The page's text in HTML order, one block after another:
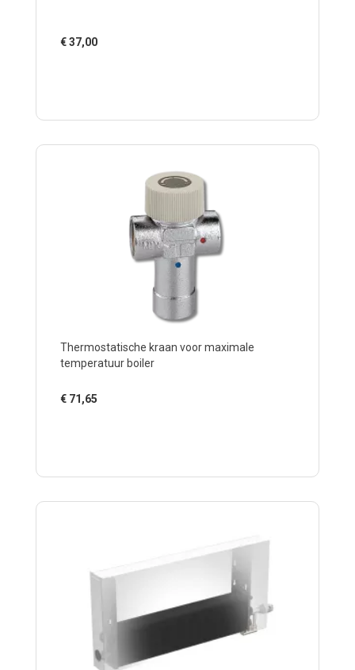
€37,00
Thermostatische kraan voor maximale
temperatuur boiler
€ 71,65